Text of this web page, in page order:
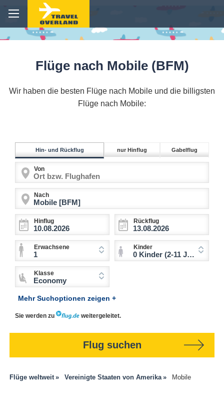
Flüge nach Mobile (BFM)
Wir haben die besten Flüge nach Mobile und die billigsten
Flüge nach Mobile:
Hin- und Rückflug nur Hinflug Gabelflug
Von
Nach
Hinflug Rückflug
Erwachsene
1
Kinder
0 Kinder (2-11 Jahre)
Klasse
Economy
Mehr Suchoptionen zeigen +
Sie werden zu weitergeleitet.
Flug suchen
Flüge weltweit Vereinigte Staaten von Amerika Mobile